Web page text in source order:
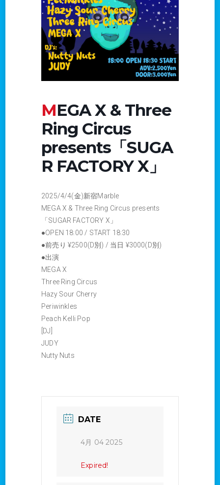
MEGA X & Three
Ring Circus
presents「SUGA
R FACTORY X」
2025/4/4(金)新宿Marble
MEGA X & Three Ring Circus presents
「SUGAR FACTORY X」
●OPEN 18:00 / START 18:30
●前売り ¥2500(D別) / 当日 ¥3000(D別)
●出演
MEGA X
Three Ring Circus
Hazy Sour Cherry
Periwinkles
Peach Kelli Pop
[DJ]
JUDY
Nutty Nuts
DATE
4月 04 2025
Expired!